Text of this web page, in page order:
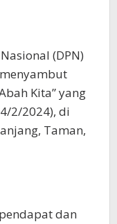
(DPN)
menyambut
Kita” yang
2/2024), di
Taman,
dan